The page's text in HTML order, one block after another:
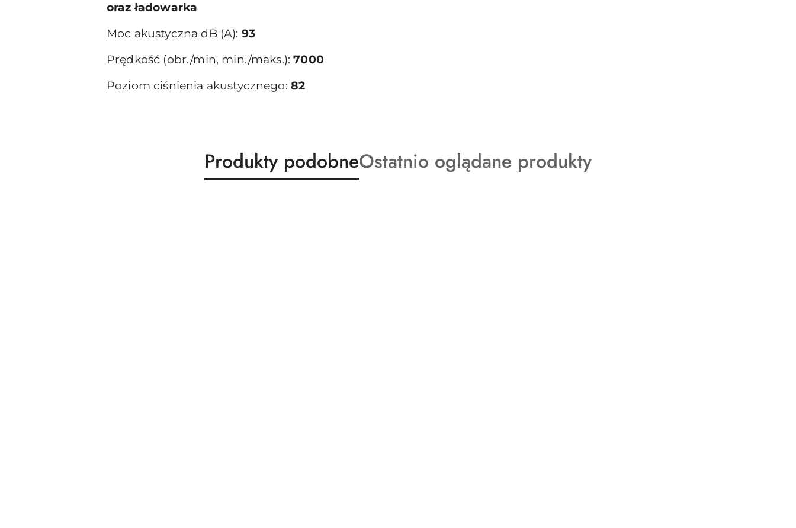
oraz ładowarka
Moc akustyczna dB (A): 93
Prędkość (obr./min, min./maks.):7000
Poziom ciśnienia akustycznego: 82
Produkty
o
Produkty podobneProdukty
o
Ostatnio oglądane produkty